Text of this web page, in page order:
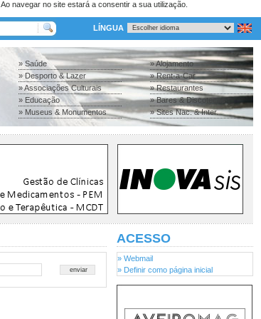
. Ao navegar no site estará a consentir a sua utilização.
LÍNGUA
» Saúde
» Desporto & Lazer
» Associações Culturais
» Educação
» Museus & Monumentos
» Alojamento
» Rent-a-Car
» Restaurantes
» Bares & Discotecas
» Sites Nac. & Inter.
ACESSO
» Webmail
» Definir como página inicial